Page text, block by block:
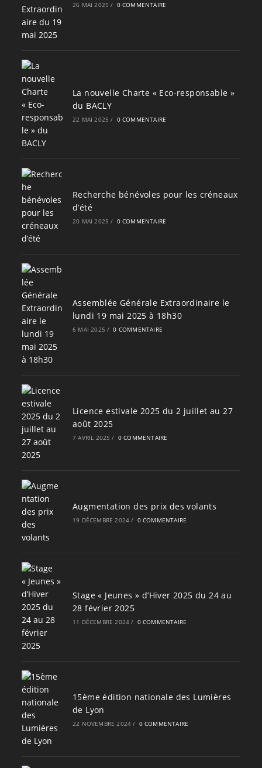
26 MAI 2025 / 0 COMMENTAIRE
La nouvelle Charte « Eco-responsable »
du BACLY
22 MAI 2025 / 0 COMMENTAIRE
Recherche bénévoles pour les créneaux
d’été
20 MAI 2025 / 0 COMMENTAIRE
Assemblée Générale Extraordinaire le
lundi 19 mai 2025 à 18h30
6 MAI 2025 / 0 COMMENTAIRE
Licence estivale 2025 du 2 juillet au 27
août 2025
7 AVRIL 2025 / 0 COMMENTAIRE
Augmentation des prix des volants
19 DÉCEMBRE 2024 / 0 COMMENTAIRE
Stage « Jeunes » d’Hiver 2025 du 24 au
28 février 2025
11 DÉCEMBRE 2024 / 0 COMMENTAIRE
15ème édition nationale des Lumières
de Lyon
22 NOVEMBRE 2024 / 0 COMMENTAIRE